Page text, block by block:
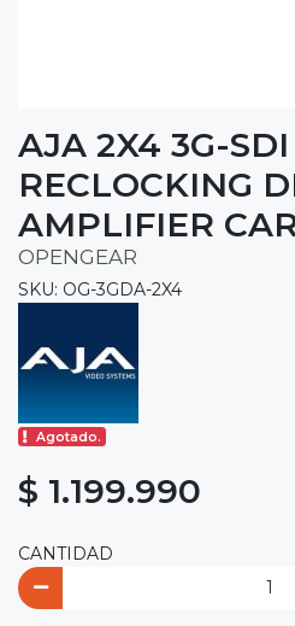
AJA 2X4 3G-SDI
RECLOCKING
AMPLIFIER
OPENGEAR
SKU: OG-3GDA-2X4
Agotado.
$ 1.199.990
CANTIDAD